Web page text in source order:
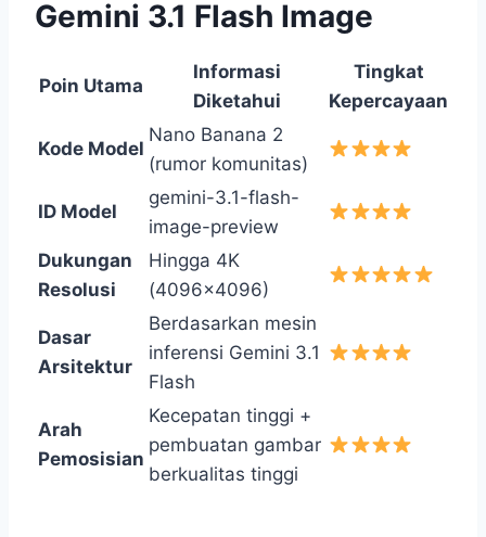
Gemini 3.1 Flash Image
Poin Utama
Informasi
Diketahui
Tingkat
Kepercayaan
Kode Model
Nano Banana 2
(rumor komunitas)
ID Model
gemini-3.1-flash-
image-preview
Dukungan
Resolusi
Hingga 4K
(4096×4096)
Dasar
Arsitektur
Berdasarkan mesin
inferensi Gemini 3.1
Flash
Arah
Pemosisian
Kecepatan tinggi +
pembuatan gambar
berkualitas tinggi